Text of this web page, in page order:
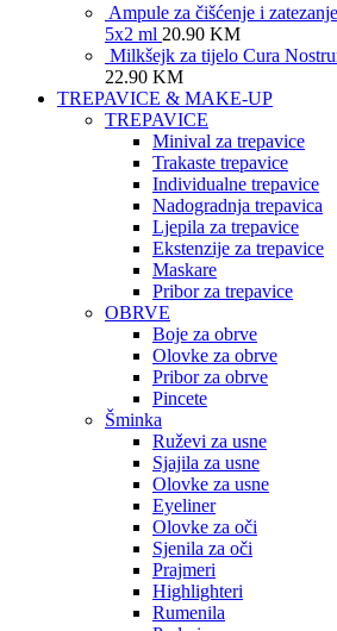
Ampule za čišćenje i
5x2 ml 20.90 KM
Milkšejk za tijelo Cura
22.90 KM
TREPAVICE & MAKE-UP
TREPAVICE
Minival za trepavice
Trakaste trepavice
Individualne trepavice
Nadogradnja trepavica
Ljepila za trepavice
Ekstenzije za trepavice
Maskare
Pribor za trepavice
OBRVE
Boje za obrve
Olovke za obrve
Pribor za obrve
Pincete
Šminka
Ruževi za usne
Sjajila za usne
Olovke za usne
Eyeliner
Olovke za oči
Sjenila za oči
Prajmeri
Highlighteri
Rumenila